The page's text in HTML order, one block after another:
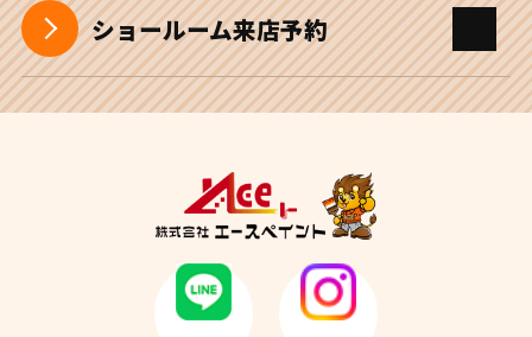
ショールーム来店予約